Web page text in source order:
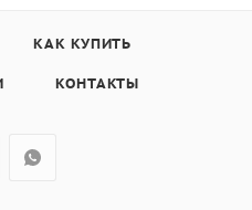
КАК КУПИТЬ
КОНТАКТЫ